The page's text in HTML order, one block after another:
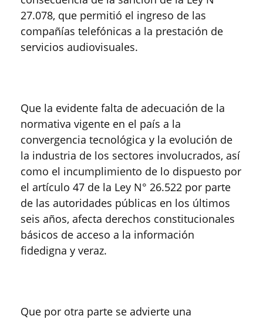
27.078, que permitió el ingreso de las
compañías telefónicas a la prestación de
servicios audiovisuales.
Que la evidente falta de adecuación de la
normativa vigente en el país a la
convergencia tecnológica y la evolución de
la industria de los sectores involucrados, así
como el incumplimiento de lo dispuesto por
el artículo 47 de la Ley N° 26.522 por parte
de las autoridades públicas en los últimos
seis años, afecta derechos constitucionales
básicos de acceso a la información
fidedigna y veraz.
Que por otra parte se advierte una